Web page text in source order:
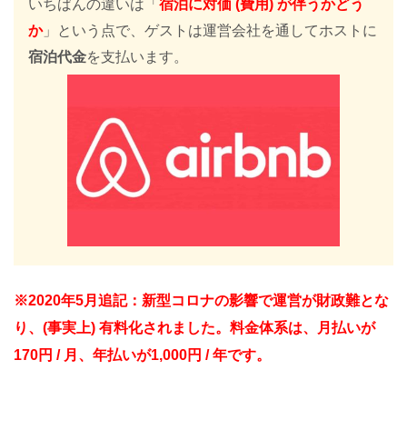
いちばんの違いは「 宿泊に対価 (費用) が伴うかどう
か」という点で、ゲストは運営会社を通してホストに
宿泊代金を支払います。
※2020年5月追記：新型コロナの影響で運営が財政難とな
り、(事実上) 有料化されました。料金体系は、月払いが
170円 / 月、年払いが1,000円 / 年です。